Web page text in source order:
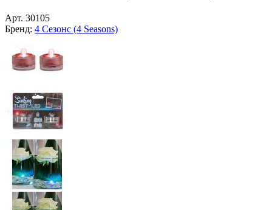
Арт. 30105
Бренд: 4 Сезонс (4 Seasons)